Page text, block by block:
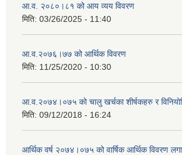
आ.व. २०८०।८१ को आय व्यय विवरण
मिति: 03/26/2025 - 11:40
आ.व.२०७६।७७ को आर्थिक विवरण
मिति: 11/25/2020 - 10:30
आ.व.२०७४।०७५ को चालु खर्चका शीर्षकहरु र
मिति: 09/12/2018 - 16:24
आर्थिक वर्ष २०७४।०७५ को वार्षिक आर्थिक विवरण